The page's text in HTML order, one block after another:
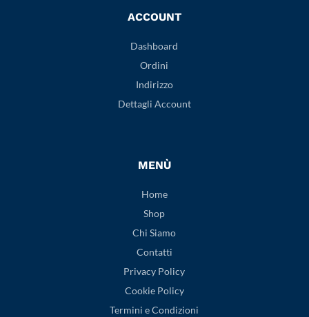
ACCOUNT
Dashboard
Ordini
Indirizzo
Dettagli Account
MENÙ
Home
Shop
Chi Siamo
Contatti
Privacy Policy
Cookie Policy
Termini e Condizioni